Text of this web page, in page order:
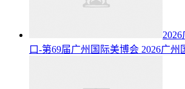
口-第69届广州国际美博会 2026广州